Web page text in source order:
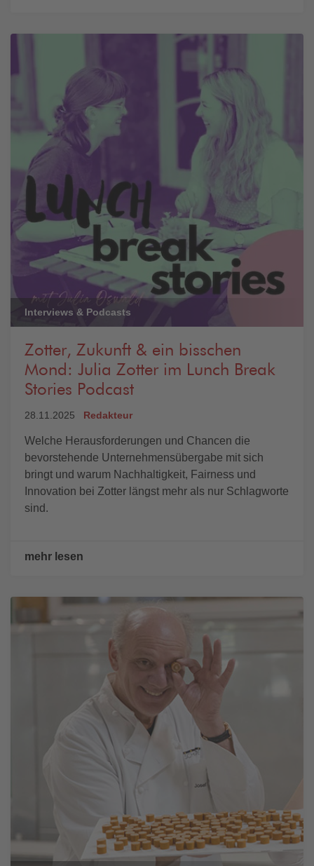
Interviews & Podcasts
Zotter, Zukunft & ein bisschen
Mond: Julia Zotter im Lunch Break
Stories Podcast
28.11.2025 Redakteur
Welche Herausforderungen und Chancen die
bevorstehende Unternehmensübergabe mit sich
bringt und warum Nachhaltigkeit, Fairness und
Innovation bei Zotter längst mehr als nur Schlagworte
sind.
mehr lesen